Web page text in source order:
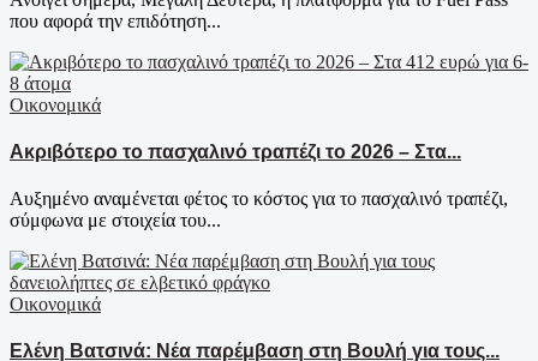
που αφορά την επιδότηση...
Οικονομικά
Ακριβότερο το πασχαλινό τραπέζι το 2026 – Στα...
Αυξημένο αναμένεται φέτος το κόστος για το πασχαλινό τραπέζι,
σύμφωνα με στοιχεία του...
Οικονομικά
Ελένη Βατσινά: Νέα παρέμβαση στη Βουλή για τους...